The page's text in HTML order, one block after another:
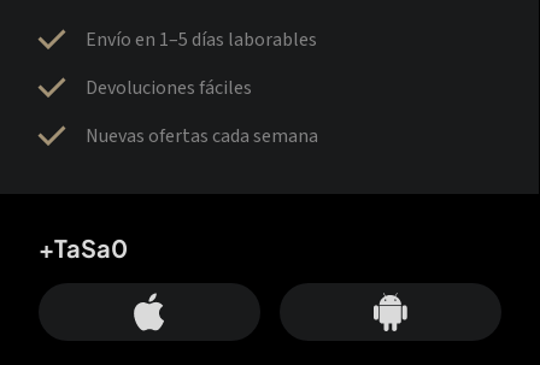
Envío en 1–5 días laborables
Devoluciones fáciles
Nuevas ofertas cada semana
+TaSa0